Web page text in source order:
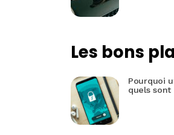
Les bons
Pourquoi
quels sont